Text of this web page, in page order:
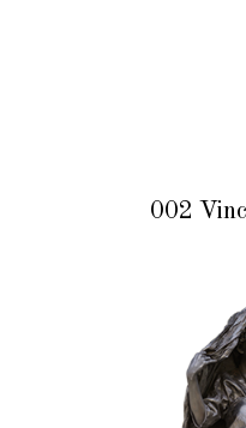
002